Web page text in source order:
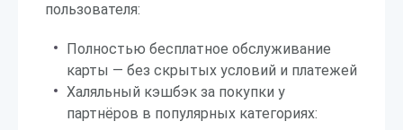
пользователя:
Полностью бесплатное обслуживание
карты — без скрытых условий и платежей
Халяльный кэшбэк за покупки у
партнёров в популярных категориях: